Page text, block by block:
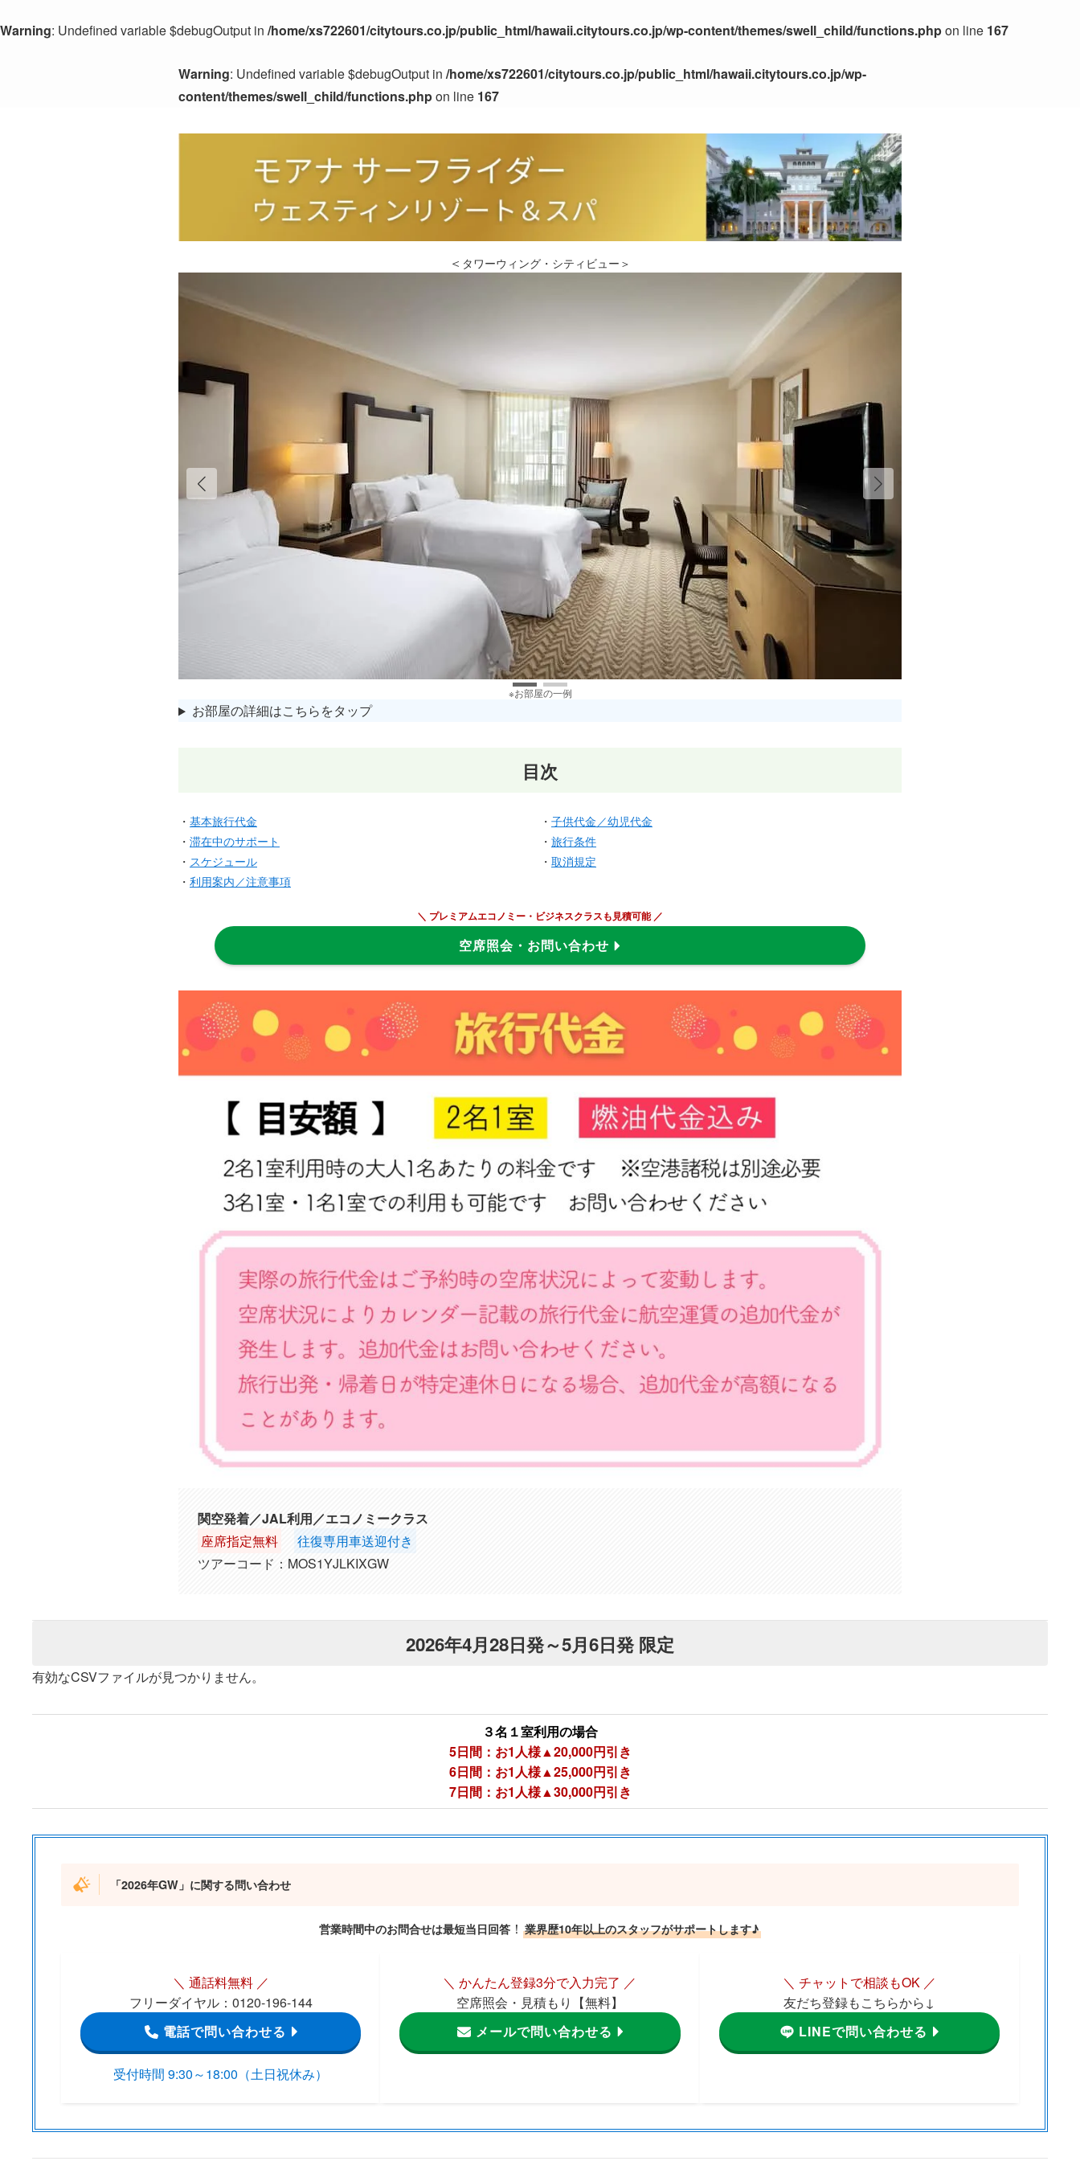
Warning: Undefined variable $debugOutput in /home/xs722601/citytours.co.jp/public_html/hawaii.citytours.co.jp/wp-content/themes/swell_child/functions.phpon line 167
Warning: Undefined variable $debugOutput in /home/xs722601/citytours.co.jp/public_html/hawaii.citytours.co.jp/wp-
content/themes/swell_child/functions.phpon line 167
＜ タワーウィング・シティビュー＞
※お部屋の一例
お部屋の詳細はこちらをタップ
目次
・ 基本旅行代金
・ 滞在中のサポート
・ スケジュール
・ 利用案内／注意事項
・ 子供代金／幼児代金
・ 旅行条件
・ 取消規定
＼ プレミアムエコノミー・ビジネスクラスも見積可能 ／
空席照会・お問い合わせ
関空発着／JAL利用／エコノミークラス
座席指定無料
往復専用車送迎付き
ツアーコード：MOS1YJLKIXGW
2026年4月28日発～5月6日発 限定
有効なCSVファイルが見つかりません。
３名１室利用の場合
5日間：お1人様▲20,000円引き
6日間：お1人様▲25,000円引き
7日間：お1人様▲30,000円引き
「2026年GW」に関する問い合わせ
営業時間中のお問合せは最短当日回答 ！ 業界歴10年以上のスタッフがサポートします♪
＼ 通話料無料 ／
フリーダイヤル：0120-196-144
電話で問い合わせる
受付時間 9:30～18:00（土日祝休み）
＼ かんたん登録3分で入力完了 ／
空席照会・見積もり【無料】
メールで問い合わせる
＼ チャットで相談もOK ／
友だち登録もこちらから↓
LINEで問い合わせる